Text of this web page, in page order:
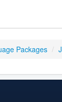
Packages /